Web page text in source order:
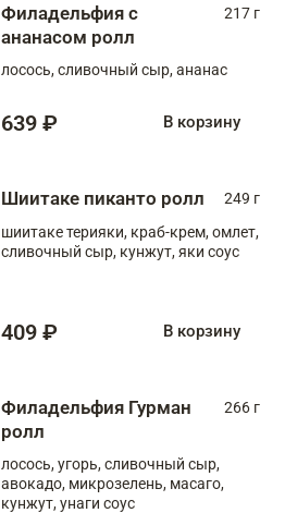
Филадельфия с
ананасом ролл
217 г
лосось, сливочный сыр, ананас
639 ₽ В корзину
Шиитаке пиканто ролл
249 г
шиитаке терияки, краб-крем, омлет,
сливочный сыр, кунжут, яки соус
409 ₽ В корзину
Филадельфия Гурман
ролл
266 г
лосось, угорь, сливочный сыр,
авокадо, микрозелень, масаго,
кунжут, унаги соус